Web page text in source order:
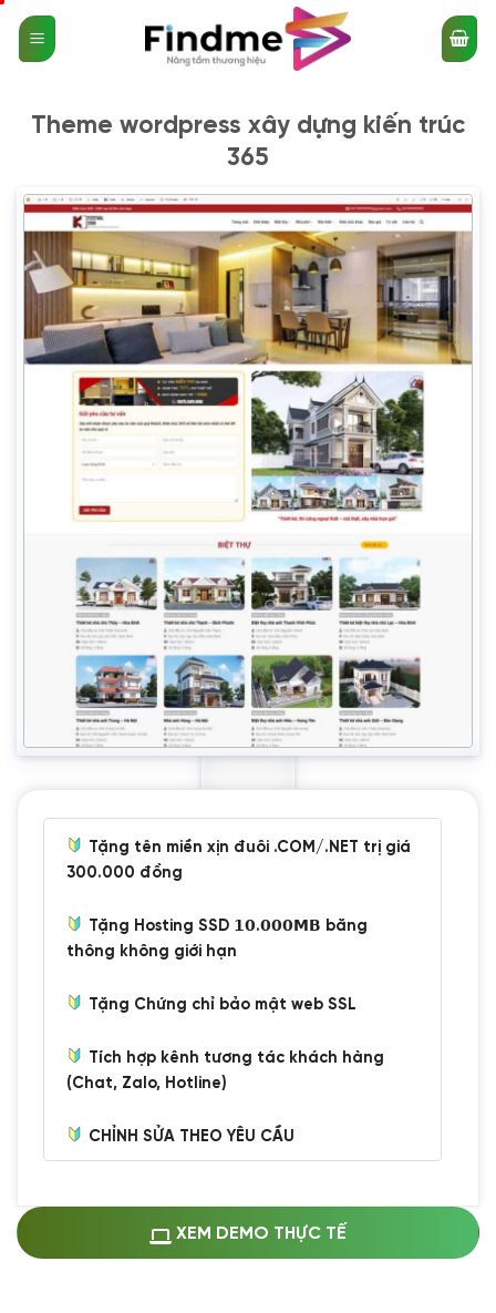
qua
nội
Theme wordpress xây dựng kiến trúc
365
Tặng tên miền xịn đuôi .COM/.NET trị giá
300.000 đồng
Tặng Hosting SSD 𝟭𝟬.𝟬𝟬𝟬𝗠𝗕 băng
thông không giới hạn
Tặng Chứng chỉ bảo mật web SSL
Tích hợp kênh tương tác khách hàng
(Chat, Zalo, Hotline)
CHỈNH SỬA THEO YÊU CẦU
Thay logo + thông tin doanh nghiệp
(+100.000 VND)
XEM DEMO THỰC TẾ